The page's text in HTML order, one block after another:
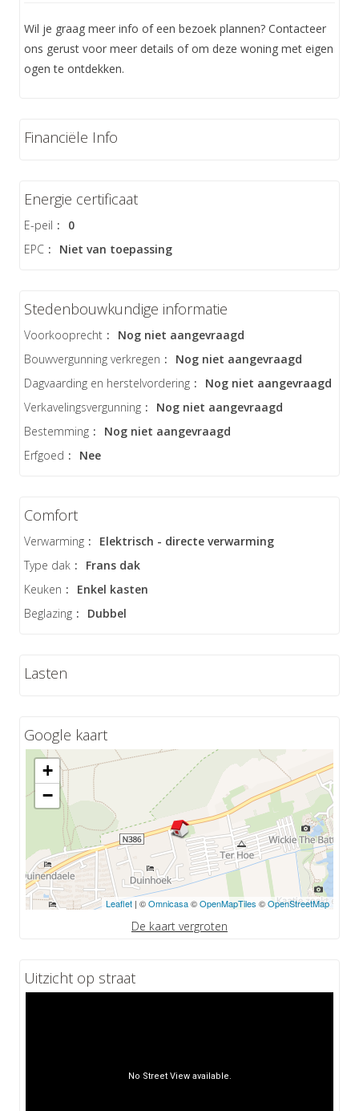
Wil je graag meer info of een bezoek plannen? Contacteer
ons gerust voor meer details of om deze woning met eigen
ogen te ontdekken.
Financiële Info
Energie certificaat
E-peil :
0
EPC : Niet van toepassing
Stedenbouwkundige informatie
Voorkooprecht :
Nog niet aangevraagd
Bouwvergunning verkregen :
Nog niet aangevraagd
Dagvaarding en herstelvordering :
Nog niet aangevraagd
Verkavelingsvergunning :
Nog niet aangevraagd
Bestemming :
Nog niet aangevraagd
Erfgoed : Nee
Comfort
Verwarming :
Elektrisch - directe verwarming
Type dak :
Frans dak
Keuken :
Enkel kasten
Beglazing : Dubbel
Lasten
Google kaart
+
−
Leaflet| ©Omnicasa©OpenMapTiles ©OpenStreetMap
De kaart vergroten
Uitzicht op straat